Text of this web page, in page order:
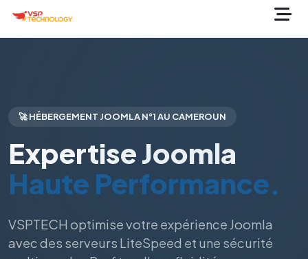
🚀 HÉBERGEMENT JOOMLA N°1 AU CAMEROUN
Expertise Joomla
Haute Performance.
VSPTECH optimise votre expérience Joomla
avec des serveurs LiteSpeed et une sécurité